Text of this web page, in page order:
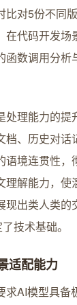
比对5份不同
在代码开发
函数调用分
处理能力的
档、历史对
语境连贯性
理解能力，
现出类人类
技术基础。
适配能力
求AI模型具备